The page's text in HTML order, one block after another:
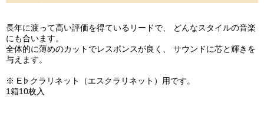
長年に渡って高い評価を得ているリードで、 どんなスタイルの音楽
にも合います。
全体的に薄めのカットでレスポンスが良く、 サウンドに芯と輝きを
与えます。
※ E♭クラリネット（エスクラリネット）用です。
1箱10枚入